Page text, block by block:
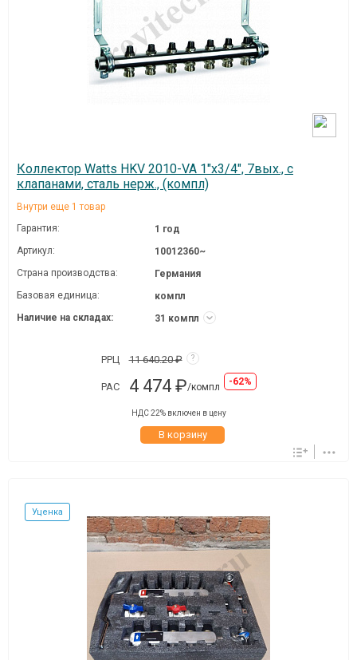
Коллектор Watts HKV 2010-VA 1"х3/4", 7вых., c
клапанами, сталь нерж., (компл)
Внутри еще 1 товар
Гарантия:
1 год
Артикул:
10012360~
Страна производства:
Германия
Базовая единица:
компл
Наличие на складах:
31 компл
РРЦ 11 640.20 ₽ ?
РАС 4 474 ₽/компл -62%
НДС 22% включен в цену
В корзину
Уценка